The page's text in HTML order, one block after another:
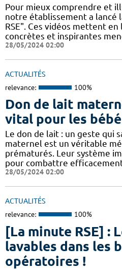
Pour mieux comprendre et
notre établissement a lancé
RSE". Ces vidéos mettent
concrètes et inspirantes
28/05/2024 02:00
ACTUALITÉS
relevance: 100%
Don de lait
vital pour les
Le don de lait : un geste qui
maternel est un véritable
prématurés. Leur système
pour combattre
28/05/2024 02:00
ACTUALITÉS
relevance: 100%
[La minute RSE] :
lavables dans les
opératoires !